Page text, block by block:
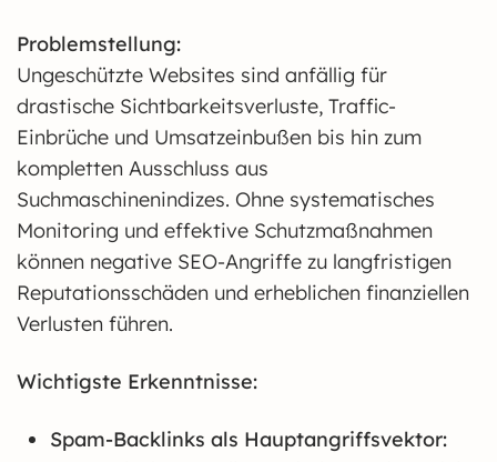
Problemstellung:
Ungeschützte Websites sind anfällig für
drastische Sichtbarkeitsverluste, Traffic-
Einbrüche und Umsatzeinbußen bis hin zum
kompletten Ausschluss aus
Suchmaschinenindizes. Ohne systematisches
Monitoring und effektive Schutzmaßnahmen
können negative SEO-Angriffe zu langfristigen
Reputationsschäden und erheblichen finanziellen
Verlusten führen.
Wichtigste Erkenntnisse:
Spam-Backlinks als Hauptangriffsvektor: